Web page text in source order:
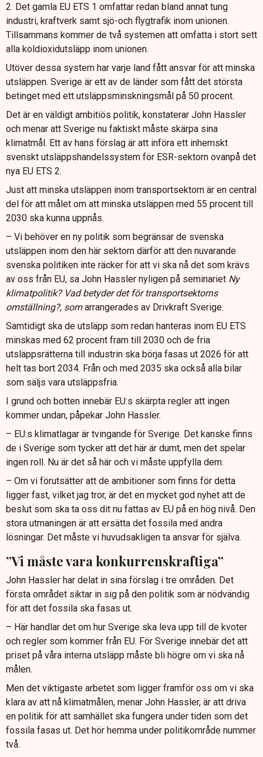
2. Det gamla EU ETS 1 omfattar redan bland annat tung
industri, kraftverk samt sjö-och flygtrafik inom unionen.
Tillsammans kommer de två systemen att omfatta i stort sett
alla koldioxidutsläpp inom unionen.
Utöver dessa system har varje land fått ansvar för att minska
utsläppen. Sverige är ett av de länder som fått det största
betinget med ett utsläppsminskningsmål på 50 procent.
Det är en väldigt ambitiös politik, konstaterar John Hassler
och menar att Sverige nu faktiskt måste skärpa sina
klimatmål. Ett av hans förslag är att införa ett inhemskt
svenskt utsläppshandelssystem för ESR-sektorn ovanpå det
nya EU ETS 2.
Just att minska utsläppen inom transportsektorn är en central
del för att målet om att minska utsläppen med 55 procent till
2030 ska kunna uppnås.
– Vi behöver en ny politik som begränsar de svenska
utsläppen inom den här sektorn därför att den nuvarande
svenska politiken inte räcker för att vi ska nå det som krävs
av oss från EU, sa John Hassler nyligen på seminariet Ny
klimatpolitik? Vad betyder det för transportsektorns
omställning?, somarrangerades av Drivkraft Sverige.
Samtidigt ska de utsläpp som redan hanteras inom EU ETS
minskas med 62 procent fram till 2030 och de fria
utsläppsrätterna till industrin ska börja fasas ut 2026 för att
helt tas bort 2034. Från och med 2035 ska också alla bilar
som säljs vara utsläppsfria.
I grund och botten innebär EU:s skärpta regler att ingen
kommer undan, påpekar John Hassler.
– EU:s klimatlagar är tvingande för Sverige. Det kanske finns
de i Sverige som tycker att det här är dumt, men det spelar
ingen roll. Nu är det så här och vi måste uppfylla dem.
– Om vi förutsätter att de ambitioner som finns för detta
ligger fast, vilket jag tror, är det en mycket god nyhet att de
beslut som ska ta oss dit nu fattas av EU på en hög nivå. Den
stora utmaningen är att ersätta det fossila med andra
lösningar. Det måste vi huvudsakligen ta ansvar för själva.
”Vi måste vara konkurrenskraftiga”
John Hassler har delat in sina förslag i tre områden. Det
första området siktar in sig på den politik som är nödvändig
för att det fossila ska fasas ut.
– Här handlar det om hur Sverige ska leva upp till de kvoter
och regler som kommer från EU. För Sverige innebär det att
priset på våra interna utsläpp måste bli högre om vi ska nå
målen.
Men det viktigaste arbetet som ligger framför oss om vi ska
klara av att nå klimatmålen, menar John Hassler, är att driva
en politik för att samhället ska fungera under tiden som det
fossila fasas ut. Det hör hemma under politikområde nummer
två.